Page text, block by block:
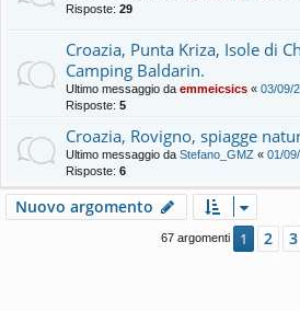
Risposte: 29
Croazia, Punta Kriza, Isole di
Camping Baldarin.
Ultimo messaggio da emmeicsics « 03/09/
Risposte: 5
Croazia, Rovigno, spiagge
Ultimo messaggio da Stefano_GMZ « 01/
Risposte: 6
Nuovo argomento
67 argomenti 1 2 3